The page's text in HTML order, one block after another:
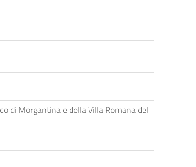
di Morgantina e della Villa Romana del